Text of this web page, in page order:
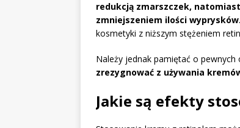
redukcją zmarszczek,
zmniejszeniem ilości wyprysków.
kosmetyki z niższym stężeniem
Należy jednak pamiętać o pewnych
zrezygnować z używania
Jakie są efekty